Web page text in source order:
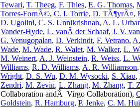
Tewari, T. Theeg, F. Thies, E. G. Thomas,
Torres-FornÃ©, C. I. Torrie, D. TÃ¶yrÃ¤,
D. Ugolini, C. S. Unnikrishnan, A. L.
Vander-Hyde, L. vanÂ der Schaaf, J. V.
G. Venugopalan, D. Verkindt, F. Vetrano,
Wade, M. Wade, R. Walet, M. Walker, L.
M. Weinert, A. J. Weinstein, R. Weiss, L.
Williams, R. D. Williams, A. R. Williamson,
Wright, D. S. Wu, D. M. Wysocki, S. Xiao,
Zendri, M. Zevin, L. Zhang, M. Zhang, T.
Collaboration andÂ Virgo Collaboration),
Goldstein, R. Hamburg, P. Jenke, C. M. Hui